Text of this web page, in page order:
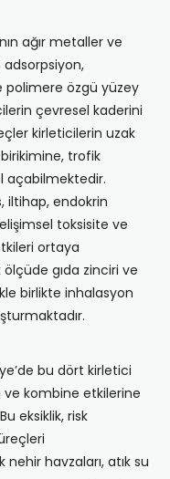
ağır metaller ve
adsorpsiyon,
polimere özgü yüzey
çevresel kaderini
kirleticilerin uzak
trofik
açabilmektedir.
iltihap, endokrin
toksisite ve
ortaya
gıda zinciri ve
birlikte inhalasyon
bu dört kirletici
ve kombine etkilerine
eksiklik, risk
havzaları, atık su